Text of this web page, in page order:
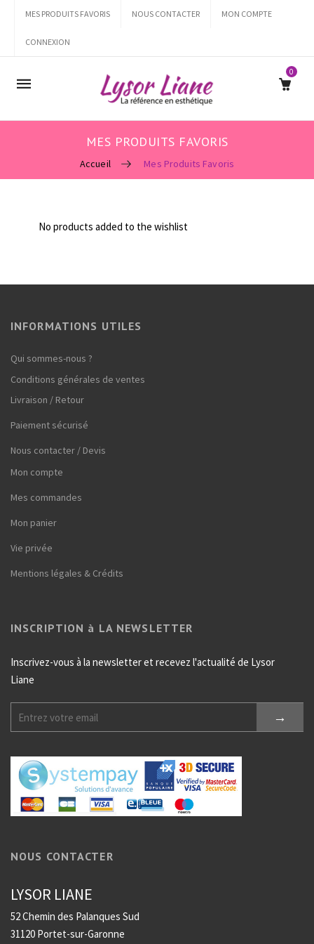
MES PRODUITS FAVORIS NOUS CONTACTER MON COMPTE
CONNEXION
Mobile
0
MES PRODUITS FAVORIS
Accueil Mes Produits Favoris
No products added to the wishlist
INFORMATIONS UTILES
Qui sommes-nous ?
Conditions générales de ventes
Livraison / Retour
Paiement sécurisé
Nous contacter / Devis
Mon compte
Mes commandes
Mon panier
Vie privée
Mentions légales & Crédits
INSCRIPTION à LA NEWSLETTER
Inscrivez-vous à la newsletter et recevez l'actualité de Lysor
Liane
NOUS CONTACTER
LYSOR LIANE
52 Chemin des Palanques Sud
31120 Portet-sur-Garonne